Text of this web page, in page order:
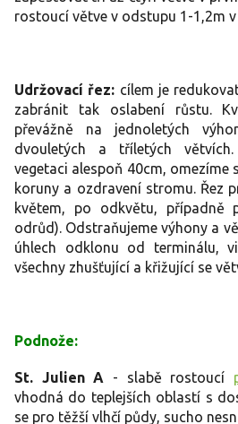
rostoucí větve v odstupu 1-1,2m v
Udržovací řez: cílem je
zabránit tak oslabení růstu.
převážně na jednoletých
dvouletých a tříletých
vegetaci alespoň 40cm, omezíme
koruny a ozdravení stromu. Řez
květem, po odkvětu, případně
odrůd). Odstraňujeme výhony a
úhlech odklonu od terminálu,
všechny zhušťující a křižující se
Podnože:
St. Julien A - slabě rostoucí
vhodná do teplejších oblastí s
se pro těžší vlhčí půdy, sucho